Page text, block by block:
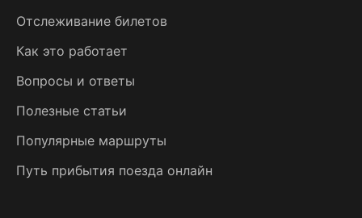
Отслеживание билетов
Как это работает
Вопросы и ответы
Полезные статьи
Популярные маршруты
Путь прибытия поезда онлайн